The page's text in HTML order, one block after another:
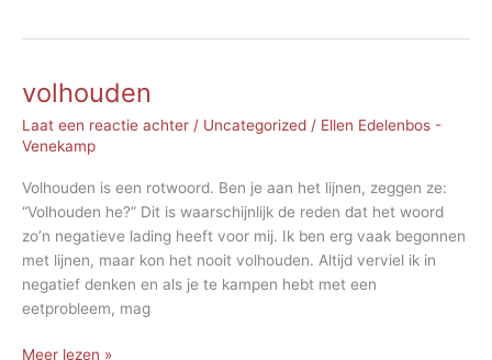
volhouden
Laat een reactie achter / Uncategorized / Ellen Edelenbos -
Venekamp
Volhouden is een rotwoord. Ben je aan het lijnen, zeggen ze:
“Volhouden he?” Dit is waarschijnlijk de reden dat het woord
zo’n negatieve lading heeft voor mij. Ik ben erg vaak begonnen
met lijnen, maar kon het nooit volhouden. Altijd verviel ik in
negatief denken en als je te kampen hebt met een
eetprobleem, mag
volhouden
Meer lezen »